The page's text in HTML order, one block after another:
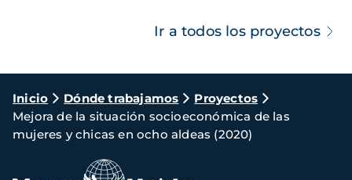
Ir a todos los proyectos
Ruta
de
navegación
Inicio Dónde trabajamos
Proyectos
Mejora de la situación socioeconómica de las
mujeres y chicas en ocho aldeas (2020)